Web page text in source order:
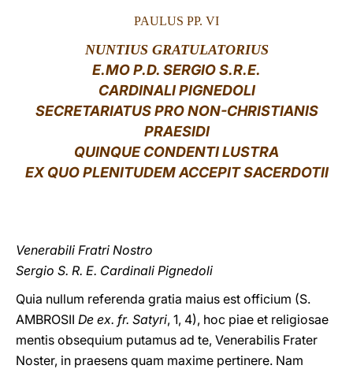
LATINE
PAULUS PP. VI
NUNTIUS GRATULATORIUS
E.MO P.D. SERGIO S.R.E.
CARDINALI PIGNEDOLI
SECRETARIATUS PRO NON-CHRISTIANIS
PRAESIDI
QUINQUE CONDENTI LUSTRA
EX QUO PLENITUDEM ACCEPIT SACERDOTII
Venerabili Fratri Nostro
Sergio S. R. E. Cardinali Pignedoli
Quia nullum referenda gratia maius est officium (S.
AMBROSII De ex. fr. Satyri, 1, 4), hoc piae et religiosae
mentis obsequium putamus ad te, Venerabilis Frater
Noster, in praesens quam maxime pertinere. Nam